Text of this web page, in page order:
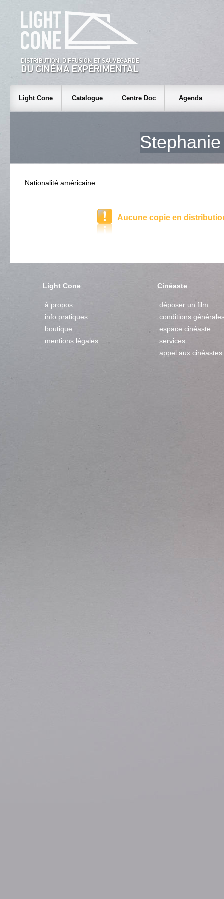
Light Cone Catalogue Centre Doc Agenda
Nationalité américaine
Aucune copie en
Light Cone
à propos
info pratiques
boutique
mentions légales
Cinéaste
déposer un film
conditions
espace cinéaste
services
appel aux cinéastes